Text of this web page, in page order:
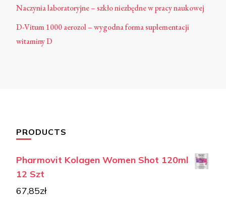
Naczynia laboratoryjne – szkło niezbędne w pracy naukowej
D-Vitum 1000 aerozol – wygodna forma suplementacji
witaminy D
PRODUCTS
Pharmovit Kolagen Women Shot 120ml
12 Szt
67,85zł